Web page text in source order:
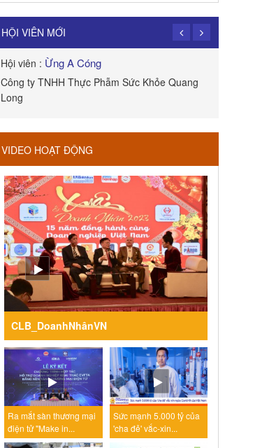
PHONG
Công Ty TNHH Dịch vụ Cuộc Sống
Hạnh Phúc
HỘI VIÊN MỚI
Hội viên : Ừng A Cóng
Công ty TNHH Thực Phẫm Sức Khỏe Quang
Long
VIDEO HOẠT ĐỘNG
CLB_DoanhNhânVN
Ra mắt sàn thương mại
điện tử "Make in...
Sức mạnh 5.000 tỷ của
'cha đẻ' vắc-xin...